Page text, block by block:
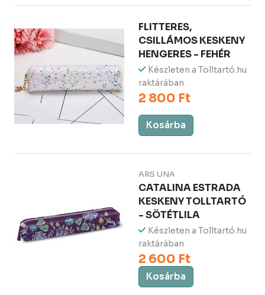
FLITTERES,
CSILLÁMOS KESKENY
HENGERES - FEHÉR
Készleten a Tolltartó.hu
raktárában
2 800 Ft
Kosárba
ARS UNA
CATALINA ESTRADA
KESKENY TOLLTARTÓ
- SÖTÉTLILA
Készleten a Tolltartó.hu
raktárában
2 600 Ft
Kosárba